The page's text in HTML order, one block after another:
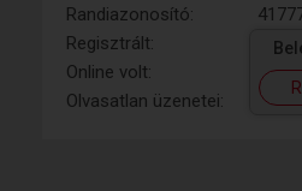
Randiazonosító:
Regisztrált:
Online volt:
Olvasatlan üzenetei: